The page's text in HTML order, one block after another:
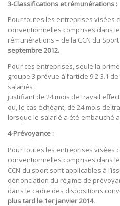
3-Classifications et rémunérations :
Pour toutes les entreprises visées
conventionnelles comprises dans
rémunérations – de la CCN du
septembre 2012.
Pour ces entreprises, seule la
groupe 3 prévue à l’article 9.2.3.1
salariés :
justifiant de 24 mois de travail
ou, le cas échéant, de 24 mois de
lorsque le salarié a été embauché
4-Prévoyance :
Pour toutes les entreprises visées
conventionnelles comprises dans
CCN du sport sont applicables à
dénonciation du régime de
dans le cadre des dispositions
plus tard le 1er janvier 2014.